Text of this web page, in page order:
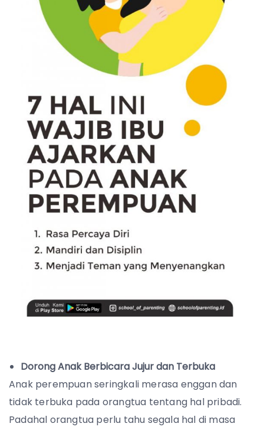
Dorong Anak Berbicara Jujur dan Terbuka
Anak perempuan seringkali merasa enggan dan
tidak terbuka pada orangtua tentang hal pribadi.
Padahal orangtua perlu tahu segala hal di masa